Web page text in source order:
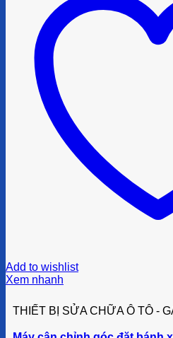
Add to wishlist
Xem nhanh
THIẾT BỊ SỬA CHỮA Ô TÔ -